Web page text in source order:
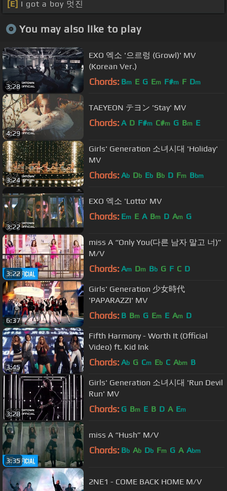
[E] I got a boy 멋진
You may also like to play
3:28
EXO 엑소 '으르렁 (Growl)' MV
(Korean Ver.)
Chords: Bm E G Em F#m F Dm
4:29
TAEYEON テヨン 'Stay' MV
Chords: A D F#m C#m G Bm E
3:24
Girls' Generation 소녀시대 'Holiday'
MV
Chords: Ab Db Eb Bb D Fm Bbm
3:22
EXO 엑소 'Lotto' MV
Chords: Em E A Bm D Am G
3:22
miss A “Only You(다른 남자 말고 너)”
M/V
Chords: Am Dm Bb G F C D
6:37
Girls' Generation 少女時代
'PAPARAZZI' MV
Chords: B Bm G Em E Am D
3:45
Fifth Harmony - Worth It (Official
Video) ft. Kid Ink
Chords: Ab G Cm Eb C Abm B
3:28
Girls' Generation 소녀시대 'Run Devil
Run' MV
Chords: G Bm E B D A Em
3:35
miss A “Hush” M/V
Chords: Bb Ab Db Fm G A Abm
2NE1 - COME BACK HOME M/V